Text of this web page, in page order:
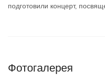
подготовили концерт,
Фотогалерея